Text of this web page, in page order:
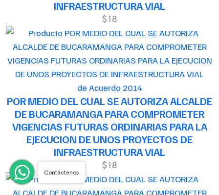
INFRAESTRUCTURA VIAL
$18
de Acuerdo 2014
POR MEDIO DEL CUAL SE AUTORIZA ALCALDE
DE BUCARAMANGA PARA COMPROMETER
VIGENCIAS FUTURAS ORDINARIAS PARA LA
EJECUCION DE UNOS PROYECTOS DE
INFRAESTRUCTURA VIAL
$18
Contáctenos